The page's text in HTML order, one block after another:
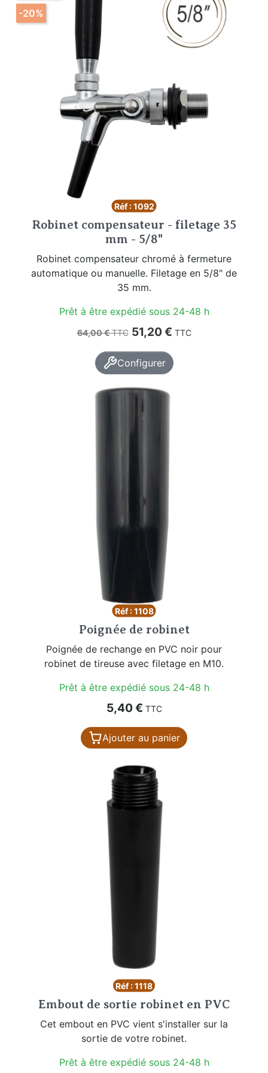
Réf : 1092
Robinet compensateur - filetage 35
mm - 5/8"
Robinet compensateur chromé à fermeture
automatique ou manuelle. Filetage en 5/8" de
35 mm.
Prêt à être expédié sous 24-48 h
Prix de base
64,00 €TTC Prix
51,20 € TTC
Configurer
-20%
Réf : 1108
Poignée de robinet
Poignée de rechange en PVC noir pour
robinet de tireuse avec filetage en M10.
Prêt à être expédié sous 24-48 h
Prix
5,40 € TTC
Ajouter au panier
Réf : 1118
Embout de sortie robinet en PVC
Cet embout en PVC vient s'installer sur la
sortie de votre robinet.
Prêt à être expédié sous 24-48 h